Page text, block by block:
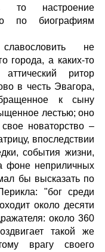
то настроение
по биографиям
не
города, а каких-то
ритор
в честь Эвагора,
к сыну
лестью; оно
новаторство –
впоследствии
события жизни,
фоне неприличных
бы высказать по
"бог среди
около десяти
около 360
такой же
врагу своего